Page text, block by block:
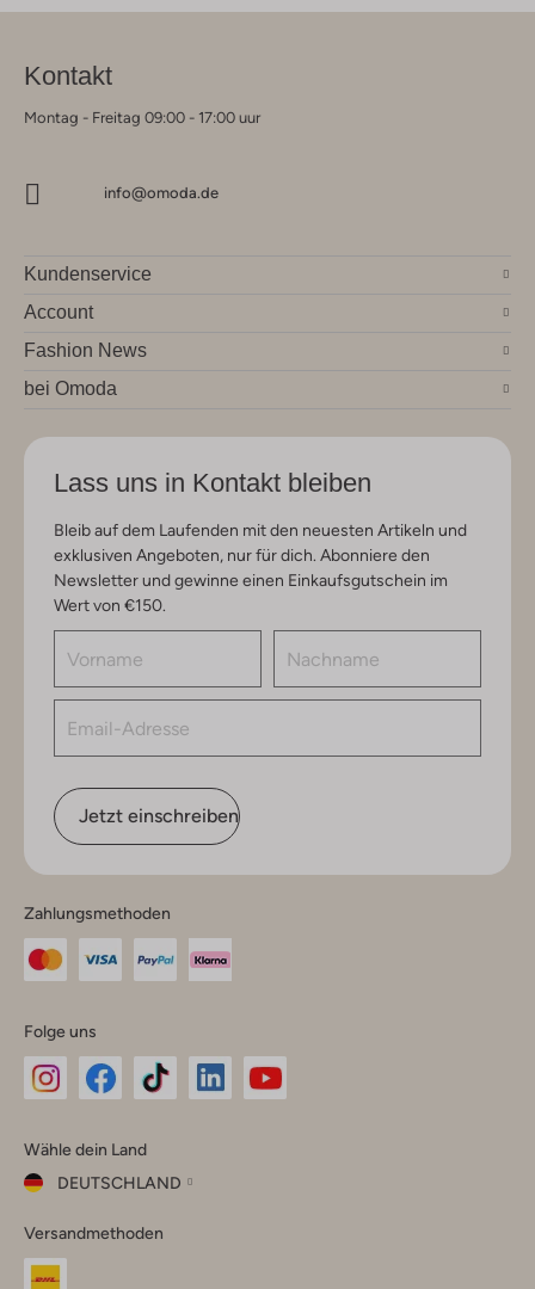
Kontakt
Montag - Freitag 09:00 - 17:00 uur
info@omoda.de
Kundenservice
Account
Fashion News
bei Omoda
Lass uns in Kontakt bleiben
Bleib auf dem Laufenden mit den neuesten Artikeln und
exklusiven Angeboten, nur für dich. Abonniere den
Newsletter und gewinne einen Einkaufsgutschein im
Wert von €150.
Jetzt einschreiben
Zahlungsmethoden
Folge uns
Instagram
Facebook
TikTok
Wähle dein Land
DEUTSCHLAND
dein
Land
Versandmethoden